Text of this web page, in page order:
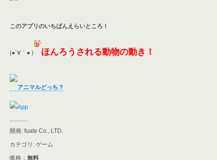
このアプリのいちばんえらいところ！
(●´∀｀● ) ほんろうされる動物の動き！
アニマルどっち？
開発: fuate Co., LTD.
カテゴリ: ゲーム
価格： 無料